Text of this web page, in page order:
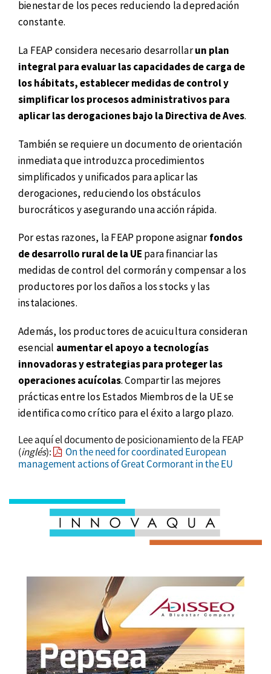
bienestar de los peces reduciendo la depredación
constante.
La FEAP considera necesario desarrollarun plan
integral para evaluar las capacidades de carga de
los hábitats, establecer medidas de control y
simplificar los procesos administrativos para
aplicar las derogaciones bajo la Directiva de Aves.
También se requiere un documento de orientación
inmediata que introduzca procedimientos
simplificados y unificados para aplicar las
derogaciones, reduciendo los obstáculos
burocráticos y asegurando una acción rápida.
Por estas razones, la FEAP propone asignarfondos
de desarrollo rural de la UE para financiar las
medidas de control del cormorán y compensar a los
productores por los daños a los stocks y las
instalaciones.
Además, los productores de acuicultura consideran
esencial aumentar el apoyo a tecnologías
innovadoras y estrategias para proteger las
operaciones acuícolas. Compartir las mejores
prácticas entre los Estados Miembros de la UE se
identifica como crítico para el éxito a largo plazo.
Lee aquí el documento de posicionamiento de la FEAP
(inglés):
On the need for coordinated European
management actions of Great Cormorant in the EU